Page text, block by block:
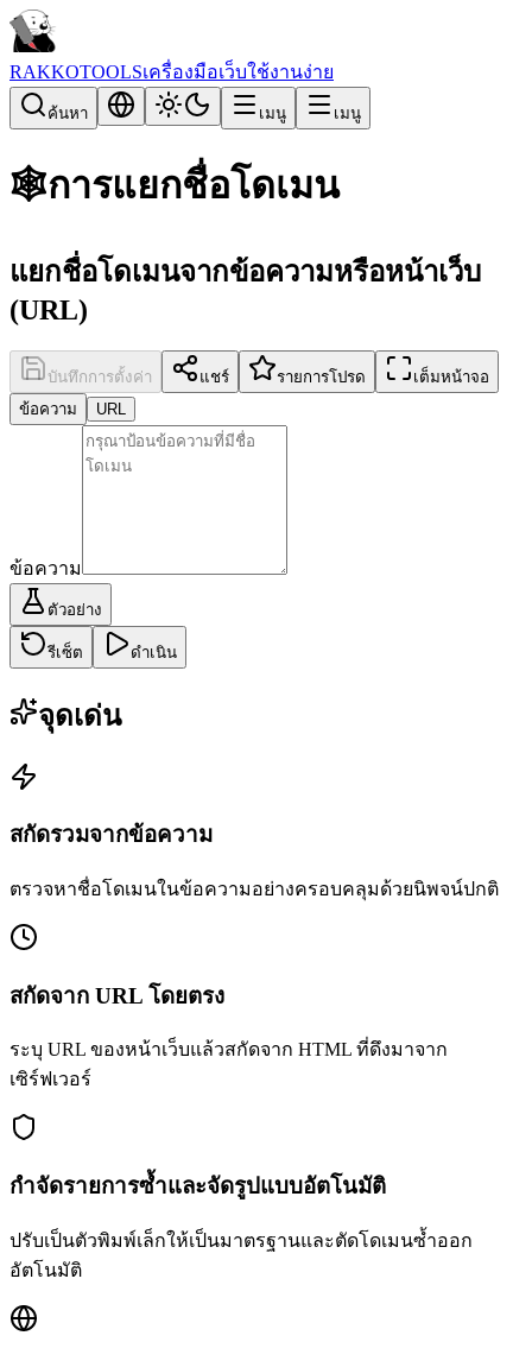
RAKKOTOOLSเครื่องมือเว็บใช้งานง่าย
ค้นหา เมนู เมนู
🕸️การแยกชื่อโดเมน
แยกชื่อโดเมนจากข้อความหรือหน้าเว็บ
(URL)
บันทึกการตั้งค่า แชร์ รายการโปรด
เต็มหน้าจอ
ข้อความ
URL
ข้อความ
ตัวอย่าง
รีเซ็ต ดำเนิน
จุดเด่น
สกัดรวมจากข้อความ
ตรวจหาชื่อโดเมนในข้อความอย่างครอบคลุมด้วยนิพจน์ปกติ
สกัดจาก URL โดยตรง
ระบุ URL ของหน้าเว็บแล้วสกัดจาก HTML ที่ดึงมาจาก
เซิร์ฟเวอร์
กำจัดรายการซ้ำและจัดรูปแบบอัตโนมัติ
ปรับเป็นตัวพิมพ์เล็กให้เป็นมาตรฐานและตัดโดเมนซ้ำออก
อัตโนมัติ